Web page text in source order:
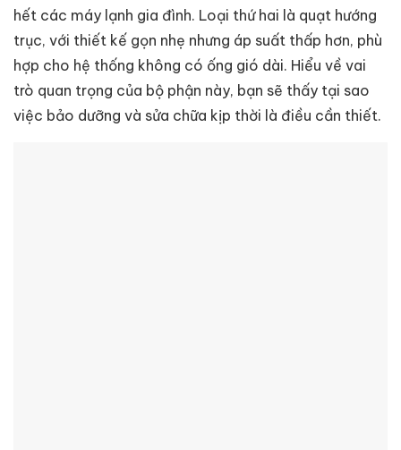
hết các máy lạnh gia đình. Loại thứ hai là quạt hướng
trục, với thiết kế gọn nhẹ nhưng áp suất thấp hơn, phù
hợp cho hệ thống không có ống gió dài. Hiểu về vai
trò quan trọng của bộ phận này, bạn sẽ thấy tại sao
việc bảo dưỡng và sửa chữa kịp thời là điều cần thiết.